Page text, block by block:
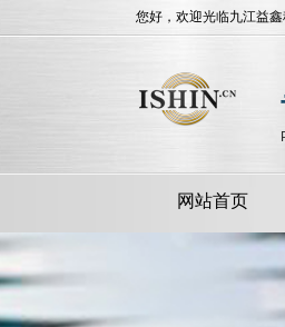
您好，欢迎光临九江益
网站首页